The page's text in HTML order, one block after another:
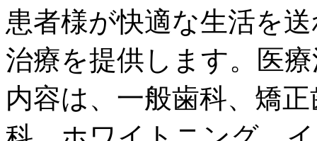
患者様が快適な生活を
治療を提供します。医
内容は、一般歯科、矯